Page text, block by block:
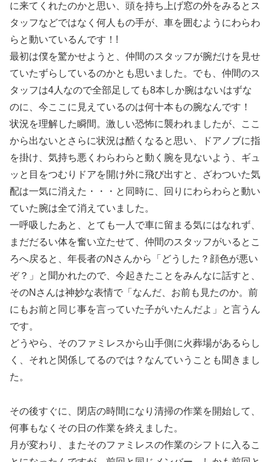
に来てくれたのかと思い、頭を持ち上げ窓の外をみるとス
タッフなどではなく何人もの手が、車を囲むようにわらわ
らと動いているんです！!
最初は僕を驚かせようと、仲間のスタッフが腕だけを見せ
ていたずらしているのかとも思いました。でも、仲間のス
タッフは4人なので全部足しても8本しか腕はないはずな
のに、今ここに見えているのは何十本もの腕なんです！
状況を理解した瞬間。激しい恐怖に襲われましたが、ここ
から出ないとさらに状況は酷くなると思い、ドアノブに指
を掛け、気持ち悪くわらわらと動く腕を見ないよう、ギュ
ッと目をつむりドアを開け外に飛び出すと、ざわついた気
配は一気に消えた・・・と同時に、回りにわらわらと動い
ていた腕は全て消えていました。
一呼吸したあと、とても一人で車に留まる気にはなれず、
まだだるい体を奮い立たせて、仲間のスタッフがいるとこ
ろへ戻ると、年長者のNさんから「どうした？顔色が悪い
ぞ？」と聞かれたので、今起きたことをみんなに話すと、
そのNさんは神妙な表情で「なんだ、お前も見たのか。前
にもお前と同じ事を言っていた子がいたんだよ」と言うん
です。
どうやら、そのファミレスから山手側に火葬場があるらし
く、それと関係してるのでは？なんていうことも聞きまし
た。
その後すぐに、閉店の時間になり清掃の作業を開始して、
何事もなくその日の作業を終えました。
月が変わり、またそのファミレスの作業のシフトに入るこ